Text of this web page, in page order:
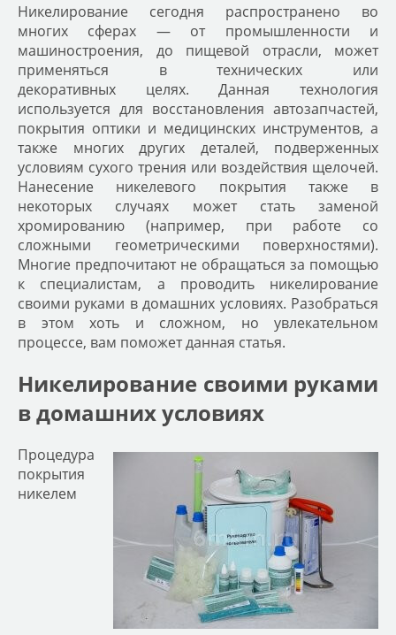
Никелирование сегодня распространено во
многих сферах — от промышленности и
машиностроения, до пищевой отрасли, может
применяться в технических или
декоративных целях. Данная технология
используется для восстановления автозапчастей,
покрытия оптики и медицинских инструментов, а
также многих других деталей, подверженных
условиям сухого трения или воздействия щелочей.
Нанесение никелевого покрытия также в
некоторых случаях может стать заменой
хромированию (например, при работе со
сложными геометрическими поверхностями).
Многие предпочитают не обращаться за помощью
к специалистам, а проводить никелирование
своими руками в домашних условиях. Разобраться
в этом хоть и сложном, но увлекательном
процессе, вам поможет данная статья.
Никелирование своими руками
в домашних условиях
Процедура
покрытия
никелем